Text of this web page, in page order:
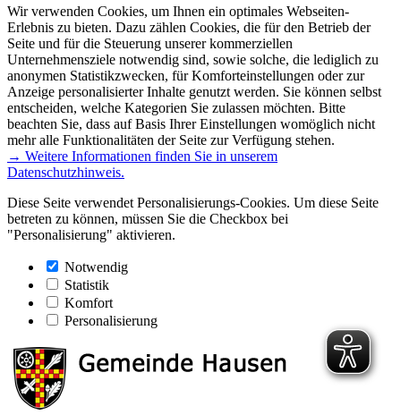
Wir verwenden Cookies, um Ihnen ein optimales Webseiten-
Erlebnis zu bieten. Dazu zählen Cookies, die für den Betrieb der
Seite und für die Steuerung unserer kommerziellen
Unternehmensziele notwendig sind, sowie solche, die lediglich zu
anonymen Statistikzwecken, für Komforteinstellungen oder zur
Anzeige personalisierter Inhalte genutzt werden. Sie können selbst
entscheiden, welche Kategorien Sie zulassen möchten. Bitte
beachten Sie, dass auf Basis Ihrer Einstellungen womöglich nicht
mehr alle Funktionalitäten der Seite zur Verfügung stehen.
→ Weitere Informationen finden Sie in unserem
Datenschutzhinweis.
Diese Seite verwendet Personalisierungs-Cookies. Um diese Seite
betreten zu können, müssen Sie die Checkbox bei
"Personalisierung" aktivieren.
Notwendig
Statistik
Komfort
Personalisierung